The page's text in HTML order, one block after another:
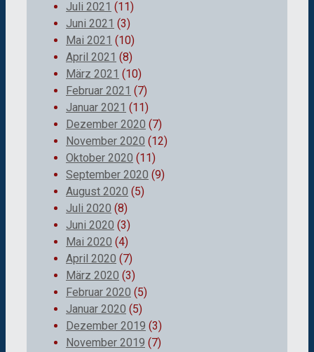
Juli 2021 (11)
Juni 2021 (3)
Mai 2021 (10)
April 2021 (8)
März 2021 (10)
Februar 2021 (7)
Januar 2021 (11)
Dezember 2020 (7)
November 2020 (12)
Oktober 2020 (11)
September 2020 (9)
August 2020 (5)
Juli 2020 (8)
Juni 2020 (3)
Mai 2020 (4)
April 2020 (7)
März 2020 (3)
Februar 2020 (5)
Januar 2020 (5)
Dezember 2019 (3)
November 2019 (7)